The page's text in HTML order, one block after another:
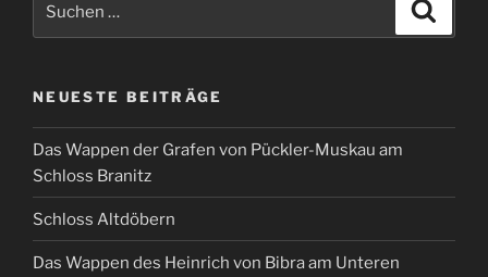
NEUESTE BEITRÄGE
Das Wappen der Grafen von Pückler-Muskau am
Schloss Branitz
Schloss Altdöbern
Das Wappen des Heinrich von Bibra am Unteren